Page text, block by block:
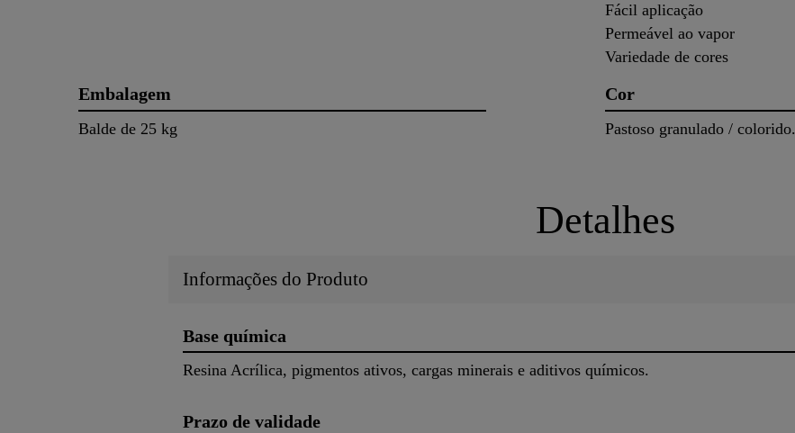
Fácil aplicação
Permeável ao vapor
Variedade de cores
Embalagem
Balde de 25 kg
Cor
Pastoso granulado / colorido.
Detalhes
Informações do Produto
Base química
Resina Acrílica, pigmentos ativos, cargas minerais e aditivos químicos.
Prazo de validade